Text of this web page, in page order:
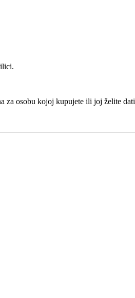
za osobu kojoj kupujete ili joj želite dati